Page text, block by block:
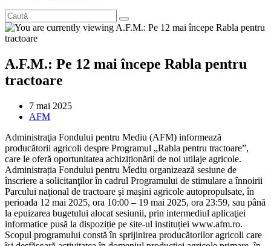
A.F.M.: Pe 12 mai începe Rabla pentru
tractoare
Post
published:
7 mai 2025
Post
AFM
Administraţia Fondului pentru Mediu (AFM) informează
producătorii agricoli despre Programul „Rabla pentru tractoare”,
care le oferă oportunitatea achiziționării de noi utilaje agricole.
Administrația Fondului pentru Mediu organizează sesiune de
înscriere a solicitanţilor în cadrul Programului de stimulare a înnoirii
Parcului naţional de tractoare şi maşini agricole autopropulsate, în
perioada 12 mai 2025, ora 10:00 – 19 mai 2025, ora 23:59, sau până
la epuizarea bugetului alocat sesiunii, prin intermediul aplicaţiei
informatice pusă la dispoziție pe site-ul instituției www.afm.ro.
Scopul programului constă în sprijinirea producătorilor agricoli care